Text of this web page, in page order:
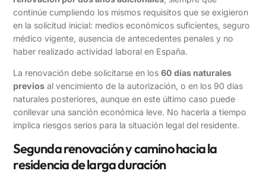
continúe cumpliendo los mismos requisitos que se exigieron
en la solicitud inicial: medios económicos suficientes, seguro
médico vigente, ausencia de antecedentes penales y no
haber realizado actividad laboral en España.
La renovación debe solicitarse en los60 días naturales
previos al vencimiento de la autorización, o en los 90 días
naturales posteriores, aunque en este último caso puede
conllevar una sanción económica leve. No hacerla a tiempo
implica riesgos serios para la situación legal del residente.
Segunda renovación y camino hacia la
residencia de larga duración